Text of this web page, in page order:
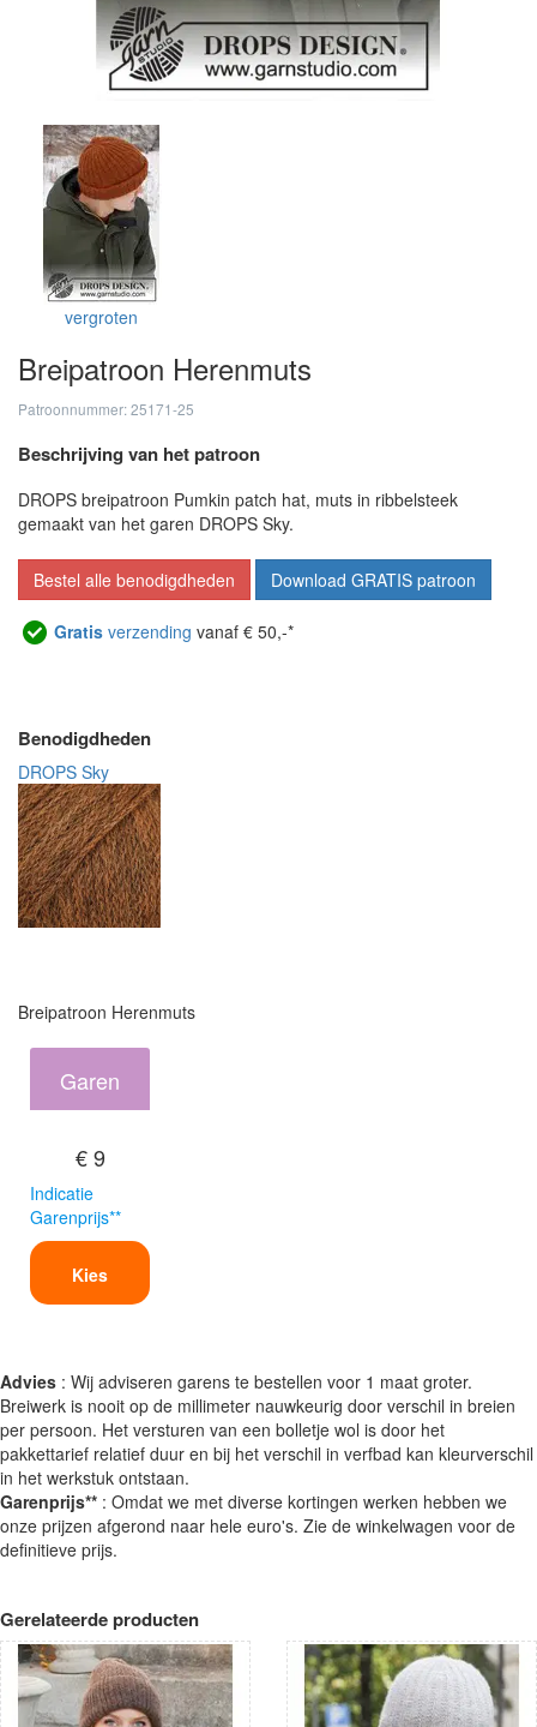
vergroten
Breipatroon Herenmuts
Patroonnummer: 25171-25
Beschrijving van het patroon
DROPS breipatroon Pumkin patch hat, muts in ribbelsteek
gemaakt van het garen DROPS Sky.
Bestel alle benodigdheden Download GRATIS patroon
Gratis verzending vanaf € 50,-*
Benodigdheden
DROPS Sky
Breipatroon Herenmuts
Garen
€ 9
Indicatie
Garenprijs**
Kies
Advies : Wij adviseren garens te bestellen voor 1 maat groter.
Breiwerk is nooit op de millimeter nauwkeurig door verschil in breien
per persoon. Het versturen van een bolletje wol is door het
pakkettarief relatief duur en bij het verschil in verfbad kan kleurverschil
in het werkstuk ontstaan.
Garenprijs** : Omdat we met diverse kortingen werken hebben we
onze prijzen afgerond naar hele euro's. Zie de winkelwagen voor de
definitieve prijs.
Gerelateerde producten